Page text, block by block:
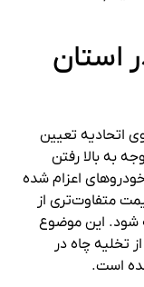
استان
اتحادیه تعیین
به بالا رفتن
اعزام شده
متفاوت‌تری از
شود. این موضوع
تخلیه چاه در
است.